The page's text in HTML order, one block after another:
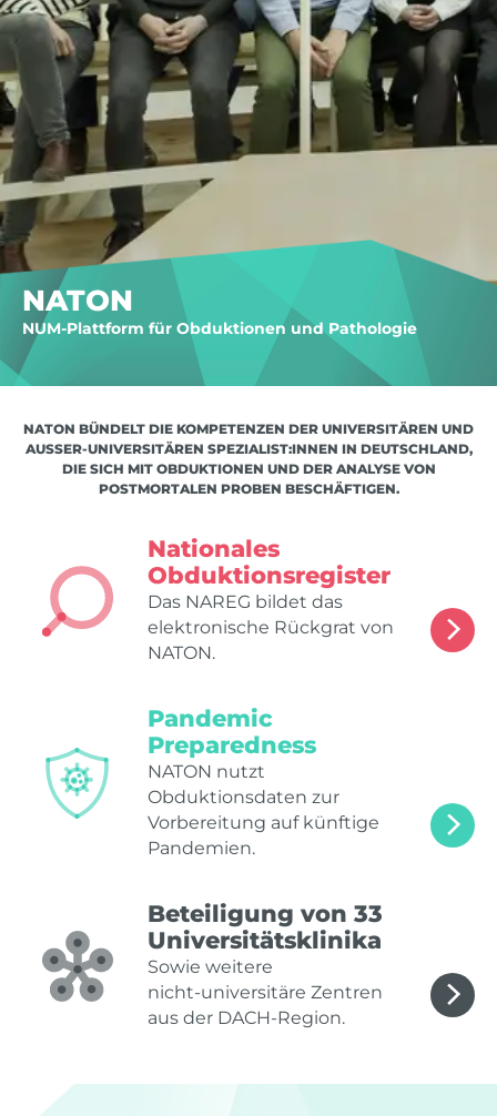
NATON
NUM-Plattform für Obduktionen und Pathologie
NATON BÜNDELT DIE KOMPETENZEN DER UNIVERSITÄREN UND
AUSSER-UNIVERSITÄREN SPEZIALIST:INNEN IN DEUTSCHLAND, D
IE SICH MIT OBDUKTIONEN UND DER ANALYSE VON P
OSTMORTALEN PROBEN BESCHÄFTIGEN.
Nationales
Obduktionsregister
Das NAREG bildet das
elektronische Rückgrat von
NATON.
Pandemic
Preparedness
NATON nutzt
Obduktionsdaten zur
Vorbereitung auf künftige
Pandemien.
Beteiligung von 33
Universitätsklinika
Sowie weitere
nicht‑universitäre Zentren
aus der DACH‑Region.